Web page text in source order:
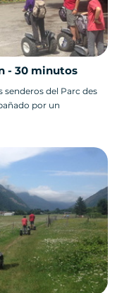
- 30 minutos
senderos del Parc des
por un